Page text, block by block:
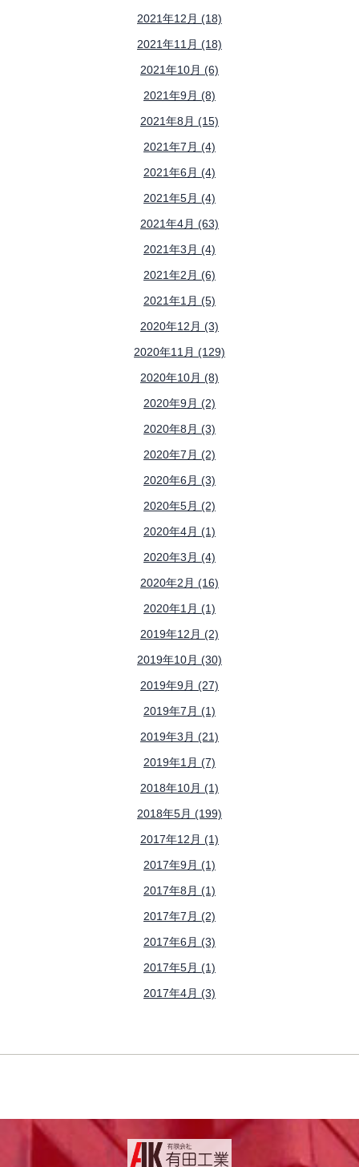
2021年12月 (18)
2021年11月 (18)
2021年10月 (6)
2021年9月 (8)
2021年8月 (15)
2021年7月 (4)
2021年6月 (4)
2021年5月 (4)
2021年4月 (63)
2021年3月 (4)
2021年2月 (6)
2021年1月 (5)
2020年12月 (3)
2020年11月 (129)
2020年10月 (8)
2020年9月 (2)
2020年8月 (3)
2020年7月 (2)
2020年6月 (3)
2020年5月 (2)
2020年4月 (1)
2020年3月 (4)
2020年2月 (16)
2020年1月 (1)
2019年12月 (2)
2019年10月 (30)
2019年9月 (27)
2019年7月 (1)
2019年3月 (21)
2019年1月 (7)
2018年10月 (1)
2018年5月 (199)
2017年12月 (1)
2017年9月 (1)
2017年8月 (1)
2017年7月 (2)
2017年6月 (3)
2017年5月 (1)
2017年4月 (3)